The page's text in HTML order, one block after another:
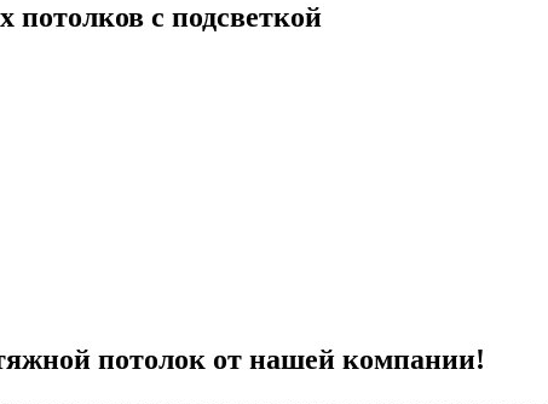
с подсветкой
потолок от нашей компании!